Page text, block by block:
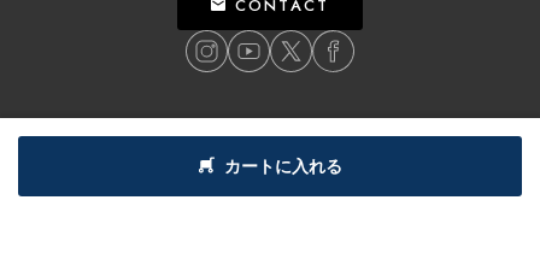
カートに入れる
CONTACT
特定商取引法による表記
利用規約
©2018 BILLY’S ENT